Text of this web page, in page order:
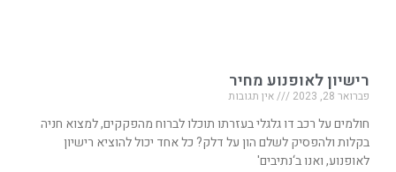
רישיון לאופנוע מחיר
פברואר 28, 2023 אין תגובות
חולמים על רכב דו גלגלי בעזרתו תוכלו לברוח מהפקקים, למצוא חניה
בקלות ולהפסיק לשלם הון על דלק? כל אחד יכול להוציא רישיון
לאופנוע, ואנו ב‘נתיבים'